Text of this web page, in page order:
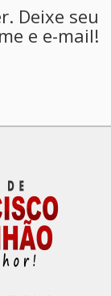
Deixe seu
e e-mail!